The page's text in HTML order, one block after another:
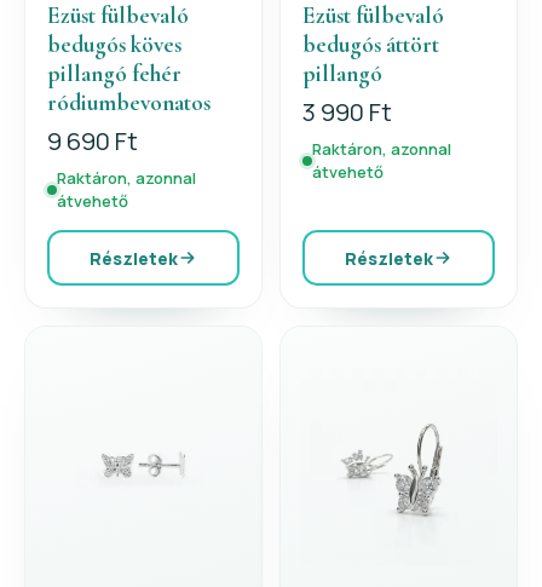
Ezüst fülbevaló
bedugós köves
pillangó fehér
ródiumbevonatos
9 690 Ft
Raktáron, azonnal
átvehető
Részletek
Ezüst fülbevaló
bedugós áttört
pillangó
3 990 Ft
Raktáron, azonnal
átvehető
Részletek